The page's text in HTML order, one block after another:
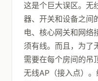
这是个巨大误区。无
器、开关和设备之间
电、核心网关和网络
须有线。而且，为了
需要在每个房间的吊
无线AP（接入点）